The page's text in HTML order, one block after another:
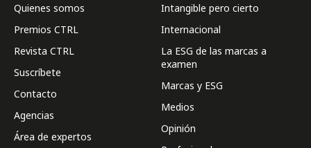
Quienes somos
Premios CTRL
Revista CTRL
Suscríbete
Contacto
Agencias
Área de expertos
Intangible pero cierto
Internacional
La ESG de las marcas a
examen
Marcas y ESG
Medios
Opinión